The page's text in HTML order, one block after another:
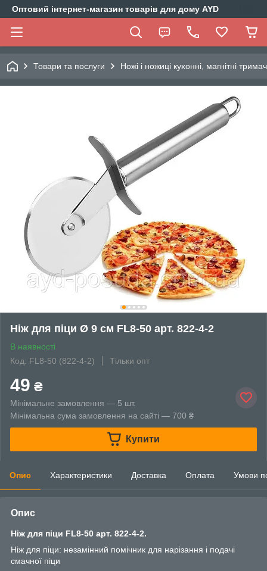
Оптовий інтернет-магазин товарів для дому AYD
Товари та послуги Ножі і ножиці кухонні, магнітні
Ніж для піци Ø 9 см FL8-50 арт. 822-4-2
В наявності
Код: FL8-50 (822-4-2)
Тільки опт
49 ₴
Мінімальне замовлення — 5 шт.
Мінімальна сума замовлення на сайті — 700 ₴
Купити
Опис Характеристики Доставка Оплата Умови
Опис
Ніж для піци FL8-50 арт. 822-4-2.
Ніж для піци: незамінний помічник для нарізання і подачі
смачної піци